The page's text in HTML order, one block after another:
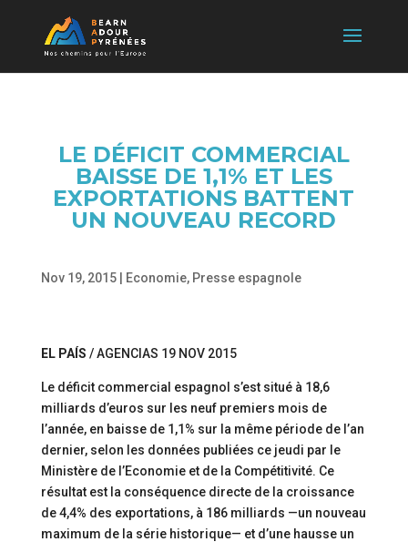
LE DÉFICIT COMMERCIAL
BAISSE DE 1,1% ET LES
EXPORTATIONS BATTENT
UN NOUVEAU RECORD
Nov 19, 2015| Economie, Presse espagnole
EL PAÍS / AGENCIAS 19 NOV 2015
Le déficit commercial espagnol s’est situé à 18,6
milliards d’euros sur les neuf premiers mois de
l’année, en baisse de 1,1% sur la même période de l’an
dernier, selon les données publiées ce jeudi par le
Ministère de l’Economie et de la Compétitivité. Ce
résultat est la conséquence directe de la croissance
de 4,4% des exportations, à 186 milliards —un nouveau
maximum de la série historique— et d’une hausse un